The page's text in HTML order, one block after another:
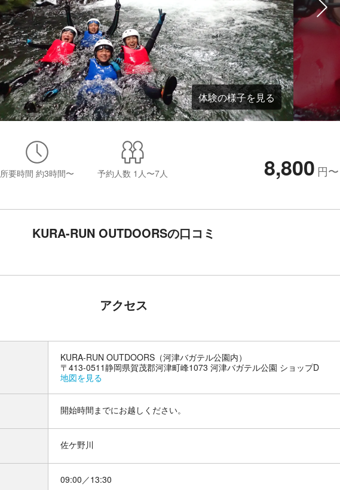
体験の様子を見る
所要時間 約3時間〜 予約人数 1人〜7人 8,800 円〜
KURA-RUN OUTDOORSの口コミ
アクセス
KURA-RUN OUTDOORS（河津バガテル公園内）
〒413-0511静岡県賀茂郡河津町峰1073 河津バガテル公園 ショップD
地図を見る
開始時間までにお越しください。
佐ケ野川
09:00／13:30